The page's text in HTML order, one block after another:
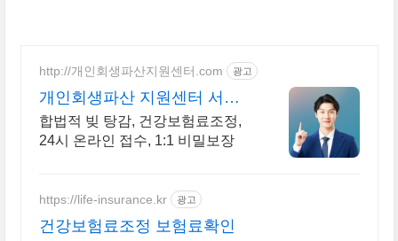
http://개인회생파산지원센터.com 광고
개인회생파산 지원센터 서앤
율 빚탕감 모든 채무 해결
합법적 빚 탕감, 건강보험료조정,
24시 온라인 접수, 1:1 비밀보장
https://life-insurance.kr 광고
건강보험료조정 보험료확인